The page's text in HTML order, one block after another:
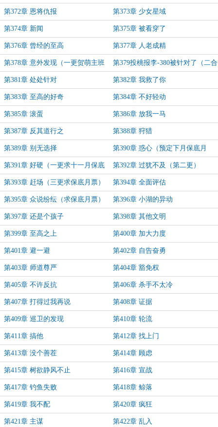
第372章 恩将仇报 第373章 少女星域
第374章 新闻 第375章 被看穿了
第376章 曾经的至高 第377章 人老成精
第378章 意外发现（一更贺萌主班
班）
第379投桃报李-380被针对了（二合
一求月票）
第381章 处处针对 第382章 我救了你
第383章 至高的好奇 第384章 不好轻动
第385章 滚蛋 第386章 放我一马
第387章 反其道行之 第388章 狩猎
第389章 别无选择 第390章 惑心（预定下月保底月
票）
第391章 好硬（一更求十一月保底
月票）
第392章 过犹不及（第二更）
第393章 赶场（三更求保底月票） 第394章 全面评估
第395章 众说纷纭（求保底月票） 第396章 小湖的异动
第397章 还是个孩子 第398章 其他文明
第399章 至高之上 第400章 加大力度
第401章 避一避 第402章 自告奋勇
第403章 师道尊严 第404章 豁免权
第405章 不许反抗 第406章 杀手不太冷
第407章 打得过我再说 第408章 证据
第409章 巡卫的发现 第410章 轮流
第411章 搞他 第412章 找上门
第413章 没个善茬 第414章 顾虑
第415章 树欲静风不止 第416章 宣战
第417章 钓鱼失败 第418章 鲸落
第419章 我不配 第420章 疯狂
第421章 主谋 第422章 乱入